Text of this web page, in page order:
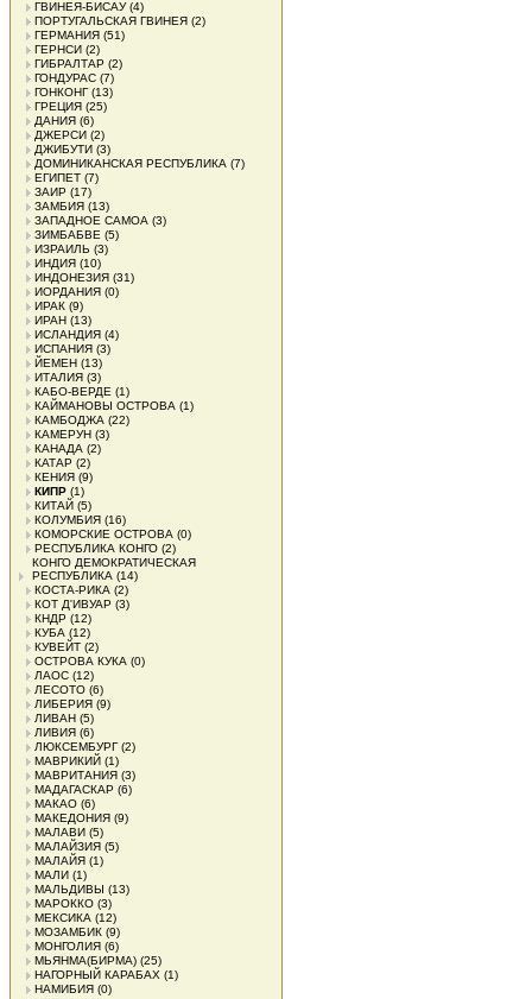
ГВИНЕЯ-БИСАУ(4)
ПОРТУГАЛЬСКАЯ ГВИНЕЯ (2)
ГЕРМАНИЯ (51)
ГЕРНСИ (2)
ГИБРАЛТАР (2)
ГОНДУРАС (7)
ГОНКОНГ(13)
ГРЕЦИЯ (25)
ДАНИЯ (6)
ДЖЕРСИ (2)
ДЖИБУТИ (3)
ДОМИНИКАНСКАЯ РЕСПУБЛИКА (7)
ЕГИПЕТ (7)
ЗАИР (17)
ЗАМБИЯ (13)
ЗАПАДНОЕ САМОА (3)
ЗИМБАБВЕ (5)
ИЗРАИЛЬ (3)
ИНДИЯ (10)
ИНДОНЕЗИЯ (31)
ИОРДАНИЯ (0)
ИРАК (9)
ИРАН (13)
ИСЛАНДИЯ (4)
ИСПАНИЯ (3)
ЙЕМЕН (13)
ИТАЛИЯ (3)
КАБО-ВЕРДЕ (1)
КАЙМАНОВЫ ОСТРОВА (1)
КАМБОДЖА (22)
КАМЕРУН (3)
КАНАДА (2)
КАТАР (2)
КЕНИЯ (9)
КИПР (1)
КИТАЙ (5)
КОЛУМБИЯ (16)
КОМОРСКИЕ ОСТРОВА (0)
РЕСПУБЛИКА КОНГО (2)
КОНГО ДЕМОКРАТИЧЕСКАЯ
РЕСПУБЛИКА (14)
КОСТА-РИКА (2)
КОТ Д'ИВУАР (3)
КНДР (12)
КУБА (12)
КУВЕЙТ (2)
ОСТРОВА КУКА (0)
ЛАОС (12)
ЛЕСОТО (6)
ЛИБЕРИЯ (9)
ЛИВАН (5)
ЛИВИЯ (6)
ЛЮКСЕМБУРГ(2)
МАВРИКИЙ (1)
МАВРИТАНИЯ (3)
МАДАГАСКАР (6)
МАКАО (6)
МАКЕДОНИЯ (9)
МАЛАВИ (5)
МАЛАЙЗИЯ (5)
МАЛАЙЯ (1)
МАЛИ (1)
МАЛЬДИВЫ (13)
МАРОККО (3)
МЕКСИКА (12)
МОЗАМБИК (9)
МОНГОЛИЯ (6)
МЬЯНМА(БИРМА) (25)
НАГОРНЫЙ КАРАБАХ (1)
НАМИБИЯ (0)